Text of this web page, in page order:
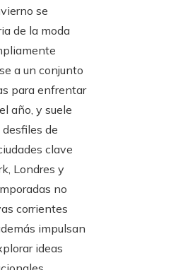
se
de la moda
a un conjunto
para enfrentar
año, y suele
de
clave
Londres y
no
corrientes
impulsan
ideas